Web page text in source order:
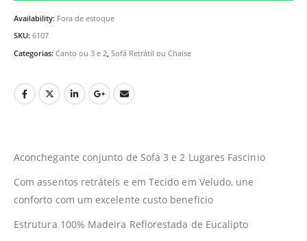
Availability: Fora de estoque
SKU: 6107
Categorias: Canto ou 3 e 2, Sofá Retrátil ou Chaise
Aconchegante conjunto de Sofá 3 e 2 Lugares Fascinio
Com assentos retráteis e em Tecido em Veludo, une
conforto com um excelente custo beneficio
Estrutura 100% Madeira Reflorestada de Eucalipto